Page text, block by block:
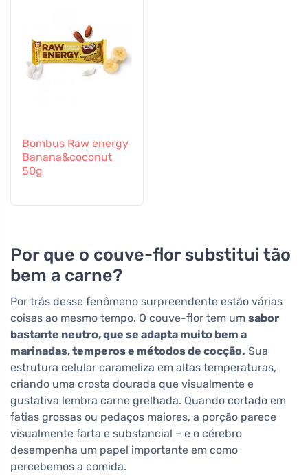
Bombus Raw energy
Banana&coconut
50g
Por que o couve-flor substitui tão
bem a carne?
Por trás desse fenômeno surpreendente estão várias
coisas ao mesmo tempo. O couve-flor tem um sabor
bastante neutro, que se adapta muito bem a
marinadas, temperos e métodos de cocção. Sua
estrutura celular carameliza em altas temperaturas,
criando uma crosta dourada que visualmente e
gustativa lembra carne grelhada. Quando cortado em
fatias grossas ou pedaços maiores, a porção parece
visualmente farta e substancial – e o cérebro
desempenha um papel importante em como
percebemos a comida.